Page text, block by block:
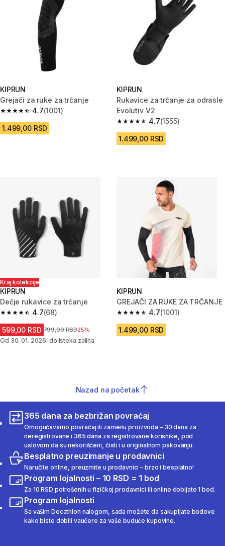
KIPRUN
Grejači za ruke za trčanje
4.7
4.7 od 5 zvezdica from 1001 Recenzije
(1001)
1.499,00 RSD
KIPRUN
Rukavice za trčanje za odrasle
Evolutiv V2
4.7
4.7 od 5 zvezdica from 1555
(1555)
1.499,00 RSD
Kraj kolekcije
KIPRUN
Dečje rukavice za trčanje
4.7
4.7 od 5 zvezdica from 68 Recenzije
(68)
599,00 RSD Cena pre sniženja
799,00 RSD25%
Od 30. 01. 2026. do isteka zaliha
KIPRUN
GREJAČI ZA RUKE ZA TRČANJE
4.7
4.7 od 5 zvezdica from 1001
(1001)
1.499,00 RSD
Nazad na početak
365 dana za bezbrižan povraćaj
Omogućavamo povraćaj ili zamenu proizvoda – 30 dana za
neregistrovane i 365 dana za registrovane korisnike, pod
uslovom da su nekorišćeni, čisti i u originalnom pakovanju.
Besplatno preuzimanje u prodavnici
Naručite online, preuzmite u prodavnici – brzo i besplatno!
Program lojalnosti – 10 RSD = 1 bod
Za 10 RSD potrošenih u fizičkoj prodavnici ili online dobijate 1 bod.
Program lojalnosti
Sa vašim Decathlon nalogom, sada možete da sakupljate bodove
kako biste dobili vaučere za vaše buduće kupovine.